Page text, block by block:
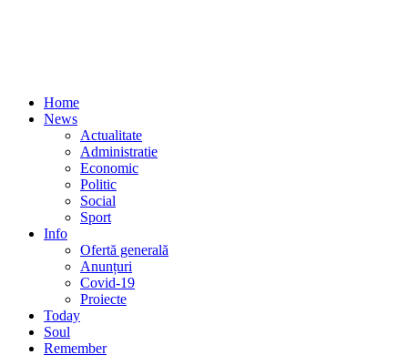
Home
News
Actualitate
Administratie
Economic
Politic
Social
Sport
Info
Ofertă generală
Anunțuri
Covid-19
Proiecte
Today
Soul
Remember